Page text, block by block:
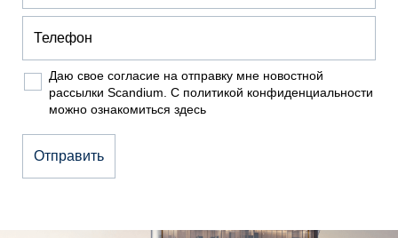
Даю свое согласие на отправку мне новостной
рассылки Scandium. С политикой конфиденциальности
можно ознакомиться здесь